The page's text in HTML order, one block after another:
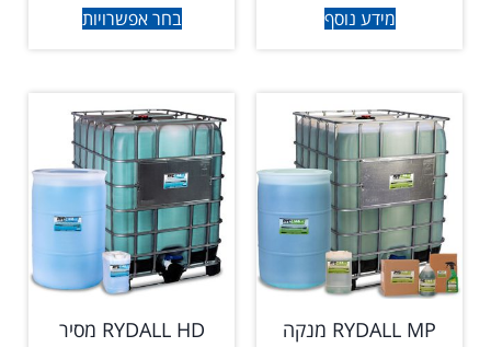
מידע נוסף
בחר אפשרויות
RYDALL MP מנקה
RYDALL HD מסיר